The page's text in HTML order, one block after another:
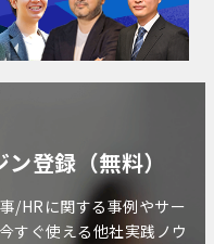
登録（無料）
/HRに関する事例やサー
すぐ使える他社実践ノウ